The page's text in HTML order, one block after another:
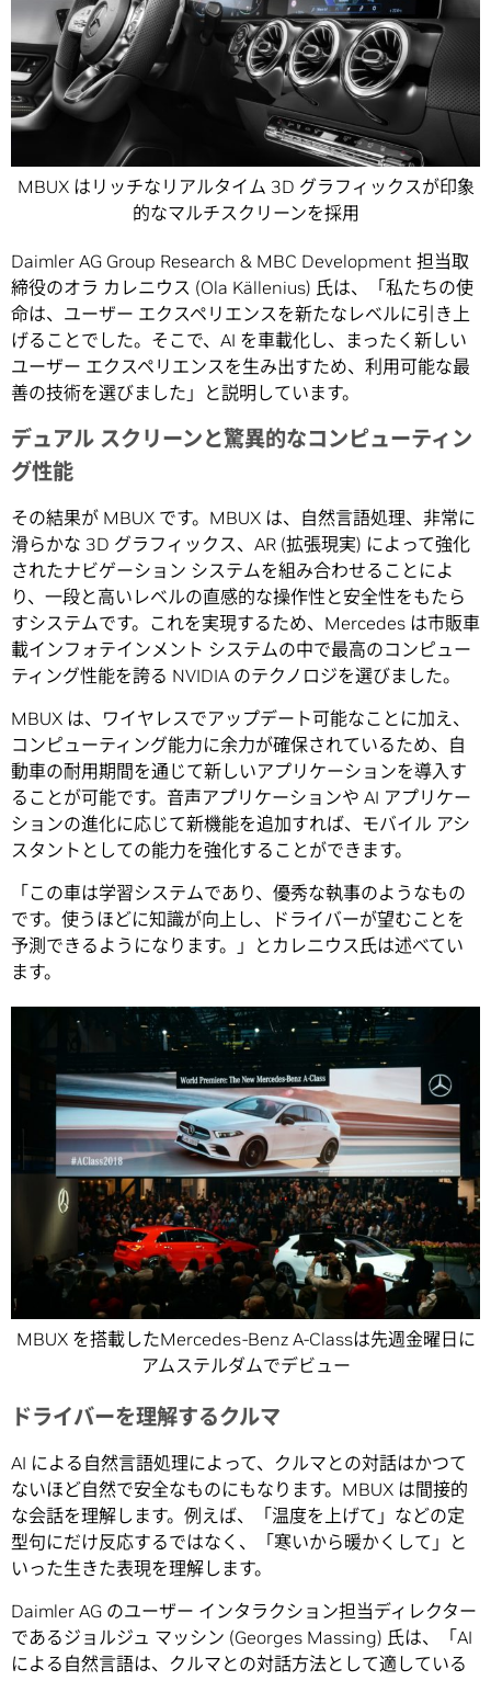
MBUX はリッチなリアルタイム 3D グラフィックスが印象
的なマルチスクリーンを採用
Daimler AG Group Research & MBC Development 担当取
締役のオラ カレニウス (Ola Källenius) 氏は、「私たちの使
命は、ユーザー エクスペリエンスを新たなレベルに引き上
げることでした。そこで、AI を車載化し、まったく新しい
ユーザー エクスペリエンスを生み出すため、利用可能な最
善の技術を選びました」と説明しています。
デュアル スクリーンと驚異的なコンピューティン
グ性能
その結果が MBUX です。MBUX は、自然言語処理、非常に
滑らかな 3D グラフィックス、AR (拡張現実) によって強化
されたナビゲーション システムを組み合わせることによ
り、一段と高いレベルの直感的な操作性と安全性をもたら
すシステムです。これを実現するため、Mercedes は市販車
載インフォテインメント システムの中で最高のコンピュー
ティング性能を誇る NVIDIA のテクノロジを選びました。
MBUX は、ワイヤレスでアップデート可能なことに加え、
コンピューティング能力に余力が確保されているため、自
動車の耐用期間を通じて新しいアプリケーションを導入す
ることが可能です。音声アプリケーションや AI アプリケー
ションの進化に応じて新機能を追加すれば、モバイル アシ
スタントとしての能力を強化することができます。
「この車は学習システムであり、優秀な執事のようなもの
です。使うほどに知識が向上し、ドライバーが望むことを
予測できるようになります。」とカレニウス氏は述べてい
ます。
MBUX を搭載したMercedes-Benz A-Classは先週金曜日に
アムステルダムでデビュー
ドライバーを理解するクルマ
AI による自然言語処理によって、クルマとの対話はかつて
ないほど自然で安全なものにもなります。MBUX は間接的
な会話を理解します。例えば、「温度を上げて」などの定
型句にだけ反応するではなく、「寒いから暖かくして」と
いった生きた表現を理解します。
Daimler AG のユーザー インタラクション担当ディレクター
であるジョルジュ マッシン (Georges Massing) 氏は、「AI
による自然言語は、クルマとの対話方法として適している